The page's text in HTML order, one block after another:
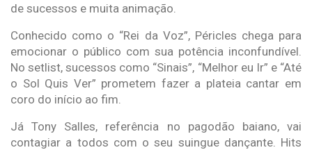
de sucessos e muita animação.
Conhecido como o “Rei da Voz”, Péricles chega para
emocionar o público com sua potência inconfundível.
No setlist, sucessos como “Sinais”, “Melhor eu Ir” e “Até
o Sol Quis Ver” prometem fazer a plateia cantar em
coro do início ao fim.
Já Tony Salles, referência no pagodão baiano, vai
contagiar a todos com o seu suingue dançante. Hits